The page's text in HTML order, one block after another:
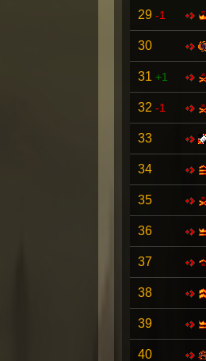
29 -1
30
31 +1
32 -1
33
34
35
36
37
38
39
40